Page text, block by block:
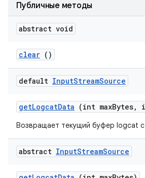
Публичные методы
abstract void
clear ()
default InputStreamSource
getLogcatData (int maxBytes,
Возвращает текущий буфер logcat
abstract InputStreamSource